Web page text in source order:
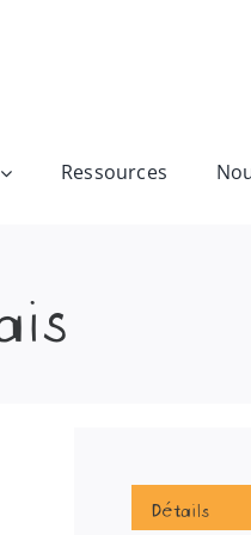
Ressources
Détails